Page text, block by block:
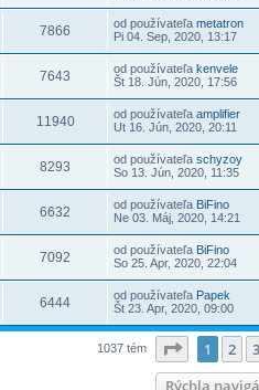
7866 od používateľa metatron
Pi 04. Sep, 2020, 13:17
7643 od používateľa kenvele
Št 18. Jún, 2020, 17:56
11940 od používateľa amplifier
Ut 16. Jún, 2020, 20:11
8293 od používateľa schyzoy
So 13. Jún, 2020, 11:35
6632 od používateľa BiFino
Ne 03. Máj, 2020, 14:21
7092 od používateľa BiFino
So 25. Apr, 2020, 22:04
6444 od používateľa Papek
Št 23. Apr, 2020, 09:00
1037 tém Strana1 z26
1 2 3
Rýchla